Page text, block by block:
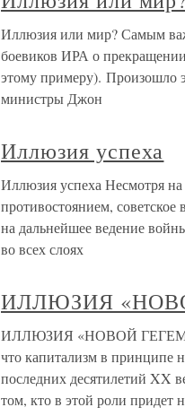
Иллюзия или мир? Самым
боевиков ИРА о прекращении
этому примеру). Произошло
министры Джон
Иллюзия успеха
Иллюзия успеха Несмотря
противостоянием,
на дальнейшее ведение
во всех слоях
ИЛЛЮЗИЯ
ИЛЛЮЗИЯ «НОВОЙ
что капитализм в принципе
последних десятилетий XX
том, кто в этой роли придет